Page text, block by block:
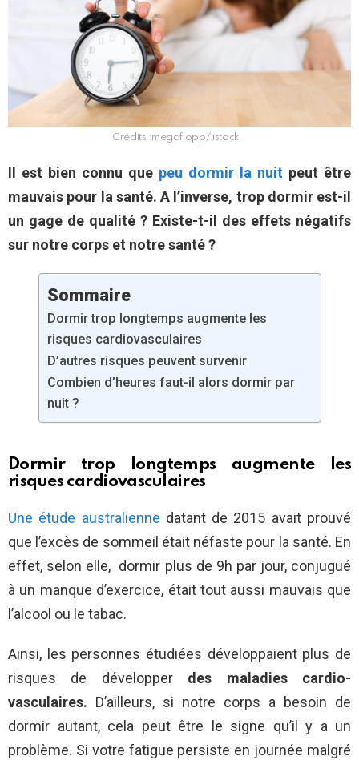
Crédits :megaflopp/ istock
Il est bien connu que peu dormir la nuit peut être
mauvais pour la santé. A l’inverse, trop dormir est-il
un gage de qualité ? Existe-t-il des effets négatifs
sur notre corps et notre santé ?
Sommaire
Dormir trop longtemps augmente les
risques cardiovasculaires
D’autres risques peuvent survenir
Combien d’heures faut-il alors dormir par
nuit ?
Dormir trop longtemps augmente les
risques cardiovasculaires
Une étude australienne datant de 2015 avait prouvé
que l’excès de sommeil était néfaste pour la santé. En
effet, selon elle, dormir plus de 9h par jour, conjugué
à un manque d’exercice, était tout aussi mauvais que
l’alcool ou le tabac.
Ainsi, les personnes étudiées développaient plus de
risques de développer des maladies cardio-
vasculaires. D’ailleurs, si notre corps a besoin de
dormir autant, cela peut être le signe qu’il y a un
problème. Si votre fatigue persiste en journée malgré